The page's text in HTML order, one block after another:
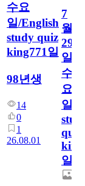
수요
일/English
study quiz
king771일
98년생
14
0
1
26.08.01
7
월
29
일
수
요
일/
study
quiz
일